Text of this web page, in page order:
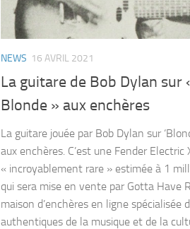
NEWS 16 AVRIL 2021
La guitare de Bob Dylan sur
Blonde » aux enchères
La guitare jouée par Bob Dylan sur
aux enchères. C’est une Fender
« incroyablement rare » estimée à 1
qui sera mise en vente par Gotta Have
maison d’enchères en ligne spécialisée
authentiques de la musique et de la